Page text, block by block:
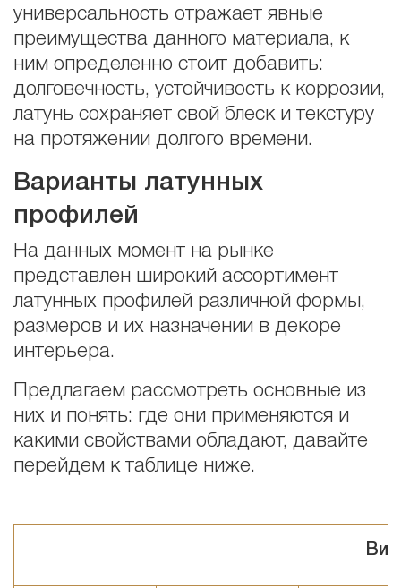
универсальность отражает явные
преимущества данного материала, к
ним определенно стоит добавить:
долговечность, устойчивость к коррозии,
латунь сохраняет свой блеск и текстуру
на протяжении долгого времени.
Варианты латунных
профилей
На данных момент на рынке
представлен широкий ассортимент
латунных профилей различной формы,
размеров и их назначении в декоре
интерьера.
Предлагаем рассмотреть основные из
них и понять: где они применяются и
какими свойствами обладают, давайте
перейдем к таблице ниже.